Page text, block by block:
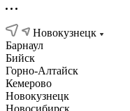
Новокузнецк
Барнаул
Бийск
Горно-Алтайск
Кемерово
Новокузнецк
Новосибирск